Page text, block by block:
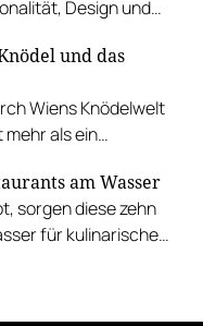
Design und
und das
Wiens Knödelwelt
als ein
am Wasser
sorgen diese zehn
für kulinarische